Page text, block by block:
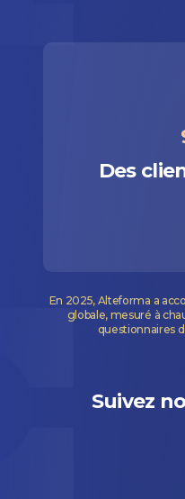
Des
En 2025, Alteforma a
globale, mesuré à
questionnaires
Suivez